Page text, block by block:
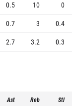
0.5 10
0
0.7 3
0.4
2.7 3.2 0.3
Ast Reb Stl